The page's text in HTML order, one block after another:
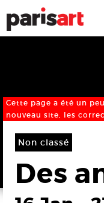
Cette page a été un
nouveau site, les
Non classé
Des